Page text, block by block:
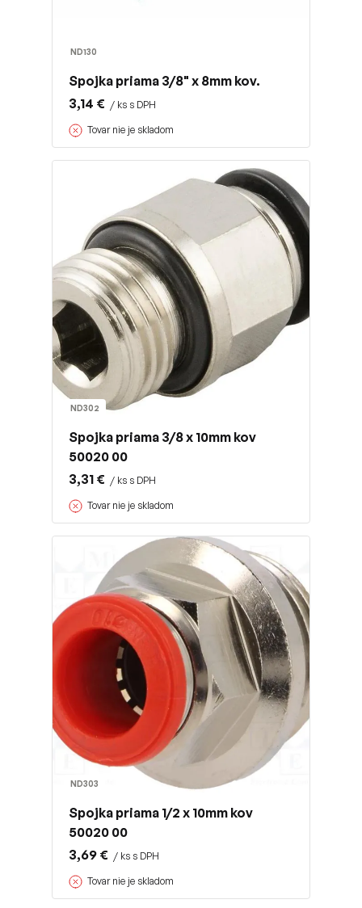
ND130
Spojka priama 3/8" x 8mm kov.
3,14 € / ks s DPH
Tovar nie je skladom
ND302
Spojka priama 3/8 x 10mm kov
50020 00
3,31 € / ks s DPH
Tovar nie je skladom
ND303
Spojka priama 1/2 x 10mm kov
50020 00
3,69 € / ks s DPH
Tovar nie je skladom